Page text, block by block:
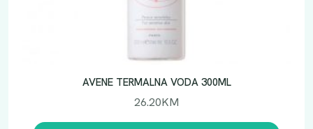
AVENE TERMALNA VODA 300ML
26.20KM